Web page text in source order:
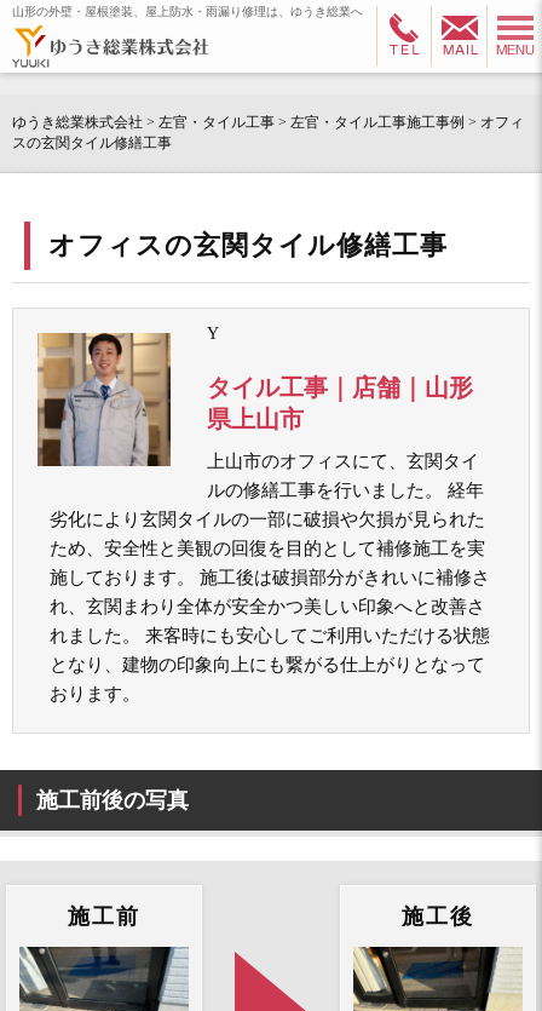
山形の外壁・屋根塗装、屋上防水・雨漏り修理は、ゆうき総業へ
ゆうき総業株式会社 > 左官・タイル工事 > 左官・タイル工事施工事例 > オフィ
スの玄関タイル修繕工事
オフィスの玄関タイル修繕工事
Y
タイル工事｜店舗｜山形
県上山市
上山市のオフィスにて、玄関タイ
ルの修繕工事を行いました。 経年
劣化により玄関タイルの一部に破損や欠損が見られた
ため、安全性と美観の回復を目的として補修施工を実
施しております。 施工後は破損部分がきれいに補修さ
れ、玄関まわり全体が安全かつ美しい印象へと改善さ
れました。 来客時にも安心してご利用いただける状態
となり、建物の印象向上にも繋がる仕上がりとなって
おります。
施工前後の写真
施工前 施工後